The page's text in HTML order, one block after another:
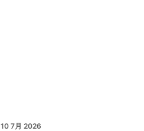
10 7月 2026